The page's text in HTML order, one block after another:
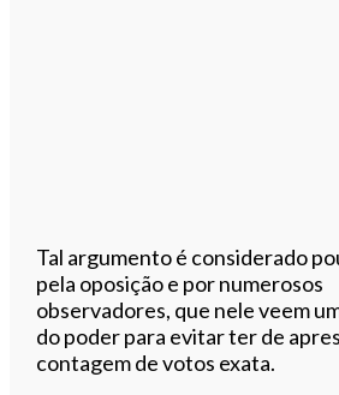
Tal argumento é considerado
pela oposição e por numerosos
observadores, que nele veem
do poder para evitar ter de
contagem de votos exata.